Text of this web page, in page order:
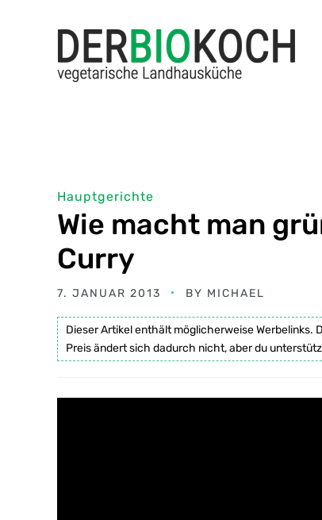
Hauptgerichte
Wie macht man
Curry
7. JANUAR 2013 BY MICHAEL
Dieser Artikel enthält möglicherweise Werbelinks.
Preis ändert sich dadurch nicht, aber du